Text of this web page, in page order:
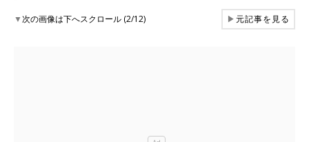
▼次の画像は下へスクロール (2/12) ▶元記事を見る